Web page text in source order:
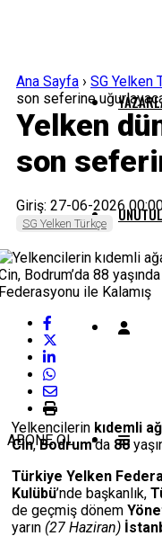
Ana Sayfa › SG Yelken
son seferine
Yelken
son
Giriş: 27-06-2026
SG Yelken Türkçe
ABONE OL
Yelkencilerin kıdemli
Cin,Bodrum’da 88
Türkiye Yelken
Kulübü’nde başkanlık,
de geçmiş dönem
yarın (27 Haziran)